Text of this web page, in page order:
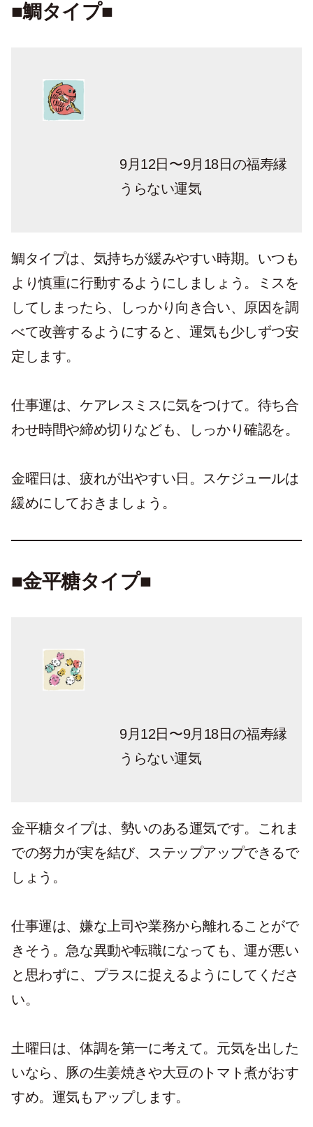
■鯛タイプ■
9月12日〜9月18日の福寿縁
うらない運気
鯛タイプは、気持ちが緩みやすい時期。いつも
より慎重に行動するようにしましょう。ミスを
してしまったら、しっかり向き合い、原因を調
べて改善するようにすると、運気も少しずつ安
定します。
仕事運は、ケアレスミスに気をつけて。待ち合
わせ時間や締め切りなども、しっかり確認を。
金曜日は、疲れが出やすい日。スケジュールは
緩めにしておきましょう。
■金平糖タイプ■
9月12日〜9月18日の福寿縁
うらない運気
金平糖タイプは、勢いのある運気です。これま
での努力が実を結び、ステップアップできるで
しょう。
仕事運は、嫌な上司や業務から離れることがで
きそう。急な異動や転職になっても、運が悪い
と思わずに、プラスに捉えるようにしてくださ
い。
土曜日は、体調を第一に考えて。元気を出した
いなら、豚の生姜焼きや大豆のトマト煮がおす
すめ。運気もアップします。